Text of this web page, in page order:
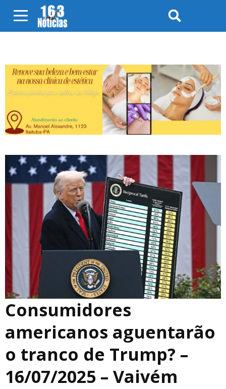
Consumidores
americanos aguentarão
o tranco de Trump? –
16/07/2025 – Vaivém